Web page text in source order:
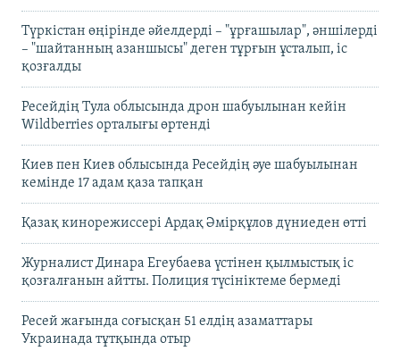
Түркістан өңірінде әйелдерді – "ұрғашылар", әншілерді
– "шайтанның азаншысы" деген тұрғын ұсталып, іс
қозғалды
Ресейдің Тула облысында дрон шабуылынан кейін
Wildberries орталығы өртенді
Киев пен Киев облысында Ресейдің әуе шабуылынан
кемінде 17 адам қаза тапқан
Қазақ кинорежиссері Ардақ Әмірқұлов дүниеден өтті
Журналист Динара Егеубаева үстінен қылмыстық іс
қозғалғанын айтты. Полиция түсініктеме бермеді
Ресей жағында соғысқан 51 елдің азаматтары
Украинада тұтқында отыр